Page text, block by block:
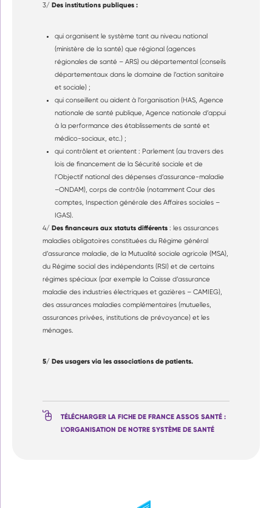
3/ Des institutions publiques :
qui organisent le système tant au niveau national
(ministère de la santé) que régional (agences
régionales de santé – ARS) ou départemental (conseils
départementaux dans le domaine de l’action sanitaire
et sociale) ;
qui conseillent ou aident à l’organisation (HAS, Agence
nationale de santé publique, Agence nationale d’appui
à la performance des établissements de santé et
médico-sociaux, etc.) ;
qui contrôlent et orientent : Parlement (au travers des
lois de financement de la Sécurité sociale et de
l’Objectif national des dépenses d’assurance-maladie
–ONDAM), corps de contrôle (notamment Cour des
comptes, Inspection générale des Affaires sociales –
IGAS).
4/ Des financeurs aux statuts différents : les assurances
maladies obligatoires constituées du Régime général
d’assurance maladie, de la Mutualité sociale agricole (MSA),
du Régime social des indépendants (RSI) et de certains
régimes spéciaux (par exemple la Caisse d’assurance
maladie des industries électriques et gazières – CAMIEG),
des assurances maladies complémentaires (mutuelles,
assurances privées, institutions de prévoyance) et les
ménages.
5/ Des usagers via les associations de patients.
TÉLÉCHARGER LA FICHE DE FRANCE ASSOS SANTÉ :
L’ORGANISATION DE NOTRE SYSTÈME DE SANTÉ